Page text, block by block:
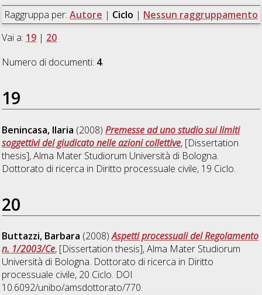
Raggruppa per: Autore | Ciclo | Nessun raggruppamento
Vai a: 19 | 20
Numero di documenti: 4.
19
Benincasa, Ilaria (2008)Premesse ad uno studio sui limiti
soggettivi del giudicato nelle azioni collettive, [Dissertation
thesis], Alma Mater Studiorum Università di Bologna.
Dottorato di ricerca in Diritto processuale civile, 19 Ciclo.
20
Buttazzi, Barbara (2008)Aspetti processuali del Regolamento
n. 1/2003/Ce, [Dissertation thesis], Alma Mater Studiorum
Università di Bologna. Dottorato di ricerca in Diritto
processuale civile, 20 Ciclo. DOI
10.6092/unibo/amsdottorato/770.